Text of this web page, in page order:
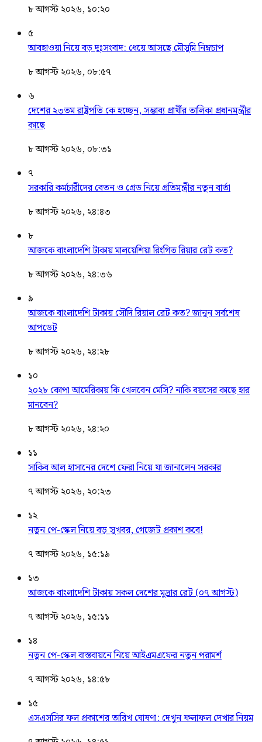
৮ আগস্ট ২০২৬, ১০:২০
৫
আবহাওয়া নিয়ে বড় দুঃসংবাদ: ধেয়ে আসছে মৌসুমি নিম্নচাপ
৮ আগস্ট ২০২৬, ০৮:৫৭
৬
দেশের ২৩তম রাষ্ট্রপতি কে হচ্ছেন, সম্ভাব্য প্রার্থীর তালিকা প্রধানমন্ত্রীর
কাছে
৮ আগস্ট ২০২৬, ০৮:৩১
৭
সরকারি কর্মচারীদের বেতন ও গ্রেড নিয়ে প্রতিমন্ত্রীর নতুন বার্তা
৮ আগস্ট ২০২৬, ২৪:৪৩
৮
আজকে বাংলাদেশি টাকায় মালয়েশিয়া রিংগিত রিয়ার রেট কত?
৮ আগস্ট ২০২৬, ২৪:৩৬
৯
আজকে বাংলাদেশি টাকায় সৌদি রিয়াল রেট কত? জানুন সর্বশেষ
আপডেট
৮ আগস্ট ২০২৬, ২৪:২৮
১০
২০২৮ কোপা আমেরিকায় কি খেলবেন মেসি? নাকি বয়সের কাছে হার
মানবেন?
৮ আগস্ট ২০২৬, ২৪:২০
১১
সাকিব আল হাসানের দেশে ফেরা নিয়ে যা জানালেন সরকার
৭ আগস্ট ২০২৬, ২০:২৩
১২
নতুন পে-স্কেল নিয়ে বড় সুখবর, গেজেট প্রকাশ কবে!
৭ আগস্ট ২০২৬, ১৫:১৯
১৩
আজকে বাংলাদেশি টাকায় সকল দেশের মুদ্রার রেট (০৭ আগস্ট)
৭ আগস্ট ২০২৬, ১৫:১১
১৪
নতুন পে-স্কেল বাস্তবায়নে নিয়ে আইএমএফের নতুন পরামর্শ
৭ আগস্ট ২০২৬, ১৪:৫৮
১৫
এসএসসির ফল প্রকাশের তারিখ ঘোষণা: দেখুন ফলাফল দেখার নিয়ম